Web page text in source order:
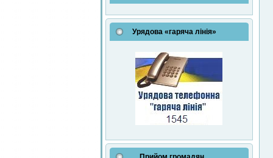
Урядова «гаряча лінія»